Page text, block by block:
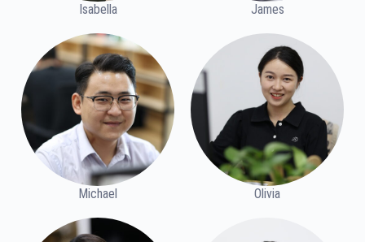
Isabella James
Michael Olivia